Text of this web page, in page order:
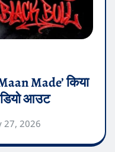
Made’ किया
आउट
27, 2026